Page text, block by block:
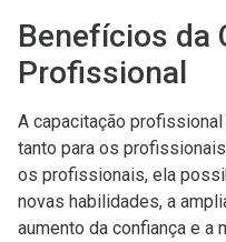
Benefícios da
Profissional
A capacitação
tanto para os
os profissionais, ela
novas habilidades, a
aumento da confiança e a